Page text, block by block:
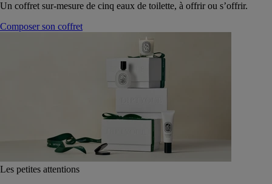
Un coffret sur-mesure de cinq eaux de toilette, à offrir ou s’offrir.
Composer son coffret
Les petites attentions